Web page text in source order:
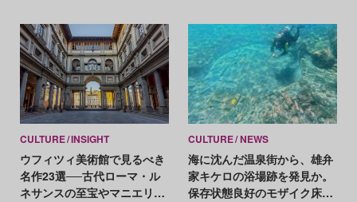
CULTURE INSIGHT
ウフィツィ美術館で見るべき
名作23選──古代ローマ・ル
ネサンスの至宝やマニエリス
CULTURE NEWS
海に沈んだ温泉街から、雄弁
家キケロの浴場跡を発見か。
保存状態良好のモザイク床も